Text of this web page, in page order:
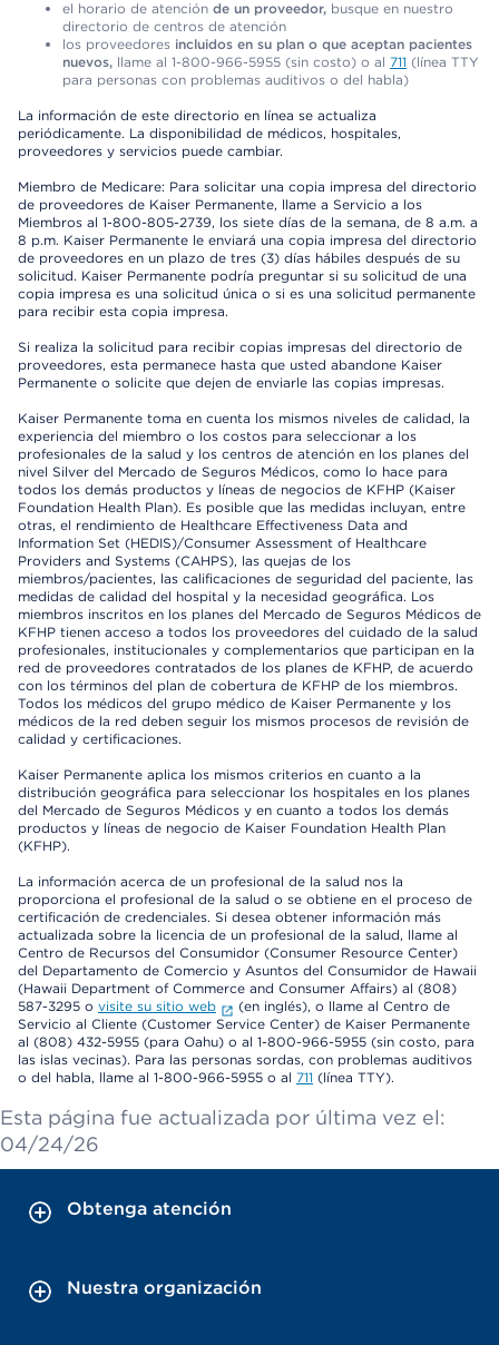
el horario de atención de un proveedor, busque en nuestro
directorio de centros de atención
los proveedores incluidos en su plan o que aceptan pacientes
nuevos, llame al 1-800-966-5955 (sin costo) o al 711 (línea TTY
para personas con problemas auditivos o del habla)
La información de este directorio en línea se actualiza
periódicamente. La disponibilidad de médicos, hospitales,
proveedores y servicios puede cambiar.
Miembro de Medicare: Para solicitar una copia impresa del directorio
de proveedores de Kaiser Permanente, llame a Servicio a los
Miembros al 1-800-805-2739, los siete días de la semana, de 8 a.m. a
8 p.m. Kaiser Permanente le enviará una copia impresa del directorio
de proveedores en un plazo de tres (3) días hábiles después de su
solicitud. Kaiser Permanente podría preguntar si su solicitud de una
copia impresa es una solicitud única o si es una solicitud permanente
para recibir esta copia impresa.
Si realiza la solicitud para recibir copias impresas del directorio de
proveedores, esta permanece hasta que usted abandone Kaiser
Permanente o solicite que dejen de enviarle las copias impresas.
Kaiser Permanente toma en cuenta los mismos niveles de calidad, la
experiencia del miembro o los costos para seleccionar a los
profesionales de la salud y los centros de atención en los planes del
nivel Silver del Mercado de Seguros Médicos, como lo hace para
todos los demás productos y líneas de negocios de KFHP (Kaiser
Foundation Health Plan). Es posible que las medidas incluyan, entre
otras, el rendimiento de Healthcare Effectiveness Data and
Information Set (HEDIS)/Consumer Assessment of Healthcare
Providers and Systems (CAHPS), las quejas de los
miembros/pacientes, las calificaciones de seguridad del paciente, las
medidas de calidad del hospital y la necesidad geográfica. Los
miembros inscritos en los planes del Mercado de Seguros Médicos de
KFHP tienen acceso a todos los proveedores del cuidado de la salud
profesionales, institucionales y complementarios que participan en la
red de proveedores contratados de los planes de KFHP, de acuerdo
con los términos del plan de cobertura de KFHP de los miembros.
Todos los médicos del grupo médico de Kaiser Permanente y los
médicos de la red deben seguir los mismos procesos de revisión de
calidad y certificaciones.
Kaiser Permanente aplica los mismos criterios en cuanto a la
distribución geográfica para seleccionar los hospitales en los planes
del Mercado de Seguros Médicos y en cuanto a todos los demás
productos y líneas de negocio de Kaiser Foundation Health Plan
(KFHP).
La información acerca de un profesional de la salud nos la
proporciona el profesional de la salud o se obtiene en el proceso de
certificación de credenciales. Si desea obtener información más
actualizada sobre la licencia de un profesional de la salud, llame al
Centro de Recursos del Consumidor (Consumer Resource Center)
del Departamento de Comercio y Asuntos del Consumidor de Hawaii
(Hawaii Department of Commerce and Consumer Affairs) al (808)
587-3295 o visite su sitio web
(en inglés), o llame al Centro de
Servicio al Cliente (Customer Service Center) de Kaiser Permanente
al (808) 432-5955 (para Oahu) o al 1-800-966-5955 (sin costo, para
las islas vecinas). Para las personas sordas, con problemas auditivos
o del habla, llame al 1-800-966-5955 o al 711 (línea TTY).
Esta página fue actualizada por última vez el:
04/24/26
Obtenga atención
Nuestra organización